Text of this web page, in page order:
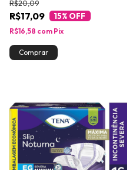
R$17,09
R$20,09
15% OFF
R$16,58 com Pix